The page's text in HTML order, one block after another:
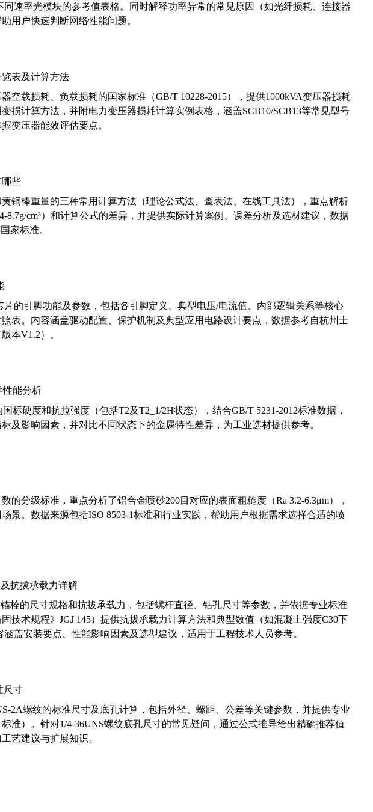
同速率光模块的参考值表格。同时解释功率异常的常见原因（如光纤损耗、连接器
用户快速判断网络性能问题。
表及计算方法
空载损耗、负载损耗的国家标准（GB/T 10228-2015），提供1000kVA变压器损耗
损计算方法，并附电力变压器损耗计算实例表格，涵盖SCB10/SCB13等常见型号
变压器能效评估要点。
些
铜棒重量的三种常用计算方法（理论公式法、查表法、在线工具法），重点解析
8.7g/cm³）和计算公式的差异，并提供实际计算案例、误差分析及选材建议，数据
家标准。
片的引脚功能及参数，包括各引脚定义、典型电压/电流值、内部逻辑关系等核心
表。内容涵盖驱动配置、保护机制及典型应用电路设计要点，数据参考自杭州士
本V1.2）。
性能分析
标硬度和抗拉强度（包括T2及T2_1/2H状态），结合GB/T 5231-2012标准数据，
及影响因素，并对比不同状态下的金属特性差异，为工业选材提供参考。
的分级标准，重点分析了铝合金喷砂200目对应的表面粗糙度（Ra 3.2-6.3μm），
景。数据来源包括ISO 8503-1标准和行业实践，帮助用户根据需求选择合适的喷
抗拔承载力详解
栓的尺寸规格和抗拔承载力，包括螺杆直径、钻孔尺寸等参数，并依据专业标准
固技术规程》JGJ 145）提供抗拔承载力计算方法和典型数值（如混凝土强度C30下
盖安装要点、性能影响因素及选型建议，适用于工程技术人员参考。
尺寸
2A螺纹的标准尺寸及底孔计算，包括外径、螺距、公差等关键参数，并提供专业
准）。针对1/4-36UNS螺纹底孔尺寸的常见疑问，通过公式推导给出精确推荐值
艺建议与扩展知识。